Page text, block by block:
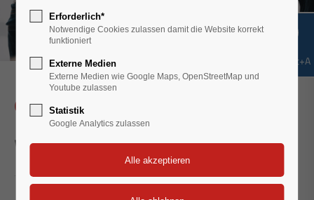
Offene Stellen
Werden Sie Teil vom Team
Erforderlich*
Notwendige Cookies zulassen damit die Website korrekt
funktioniert
Externe Medien
Externe Medien wie Google Maps, OpenStreetMap und
Youtube zulassen
Statistik
Google Analytics zulassen
Shift+Alt+A